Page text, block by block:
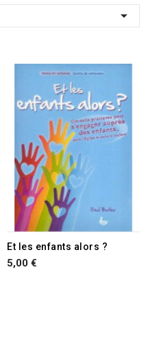

Et les enfants alors ?
5,00 €